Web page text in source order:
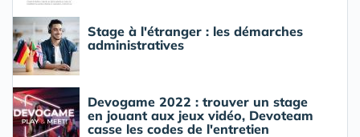
Stage à l'étranger : les démarches
administratives
Devogame 2022 : trouver un stage
en jouant aux jeux vidéo, Devoteam
casse les codes de l'entretien